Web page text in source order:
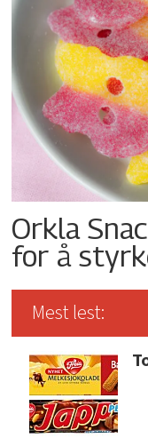
Orkla
for å
Mest lest: